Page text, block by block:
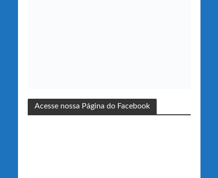
Acesse nossa Página do Facebook